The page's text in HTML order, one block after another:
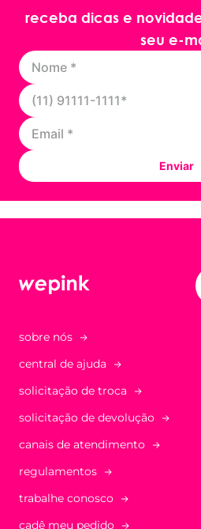
receba dicas e
seu e-
Enviar
sobre nós
central de ajuda
solicitação de troca
solicitação de devolução
canais de atendimento
regulamentos
trabalhe conosco
cadê meu pedido